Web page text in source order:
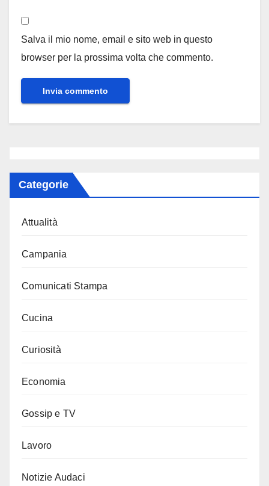
Salva il mio nome, email e sito web in questo
browser per la prossima volta che commento.
Categorie
Attualità
Campania
Comunicati Stampa
Cucina
Curiosità
Economia
Gossip e TV
Lavoro
Notizie Audaci